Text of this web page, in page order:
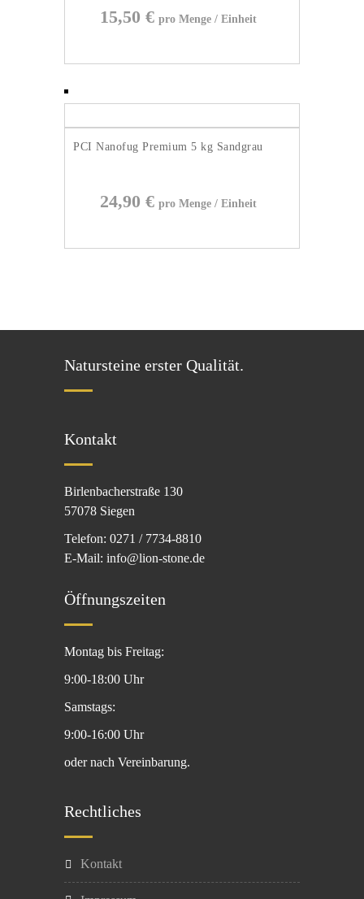
15,50 €
PCI Nanofug Premium 5 kg Sandgrau
24,90 €
Natursteine erster Qualität.
Kontakt
Birlenbacherstraße 130
57078 Siegen
Telefon: 0271 / 7734-8810
E-Mail: info@lion-stone.de
Öffnungszeiten
Montag bis Freitag:
9:00-18:00 Uhr
Samstags:
9:00-16:00 Uhr
oder nach Vereinbarung.
Rechtliches
Kontakt